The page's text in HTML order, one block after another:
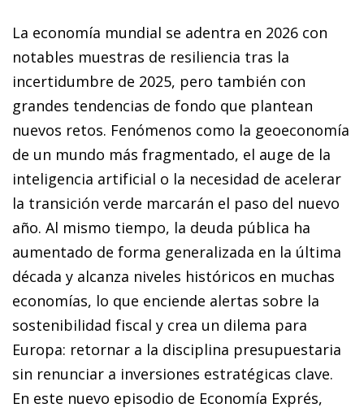
La economía mundial se adentra en 2026 con
notables muestras de resiliencia tras la
incertidumbre de 2025, pero también con
grandes tendencias de fondo que plantean
nuevos retos. Fenómenos como la geoeconomía
de un mundo más fragmentado, el auge de la
inteligencia artificial o la necesidad de acelerar
la transición verde marcarán el paso del nuevo
año. Al mismo tiempo, la deuda pública ha
aumentado de forma generalizada en la última
década y alcanza niveles históricos en muchas
economías, lo que enciende alertas sobre la
sostenibilidad fiscal y crea un dilema para
Europa: retornar a la disciplina presupuestaria
sin renunciar a inversiones estratégicas clave.
En este nuevo episodio de Economía Exprés,